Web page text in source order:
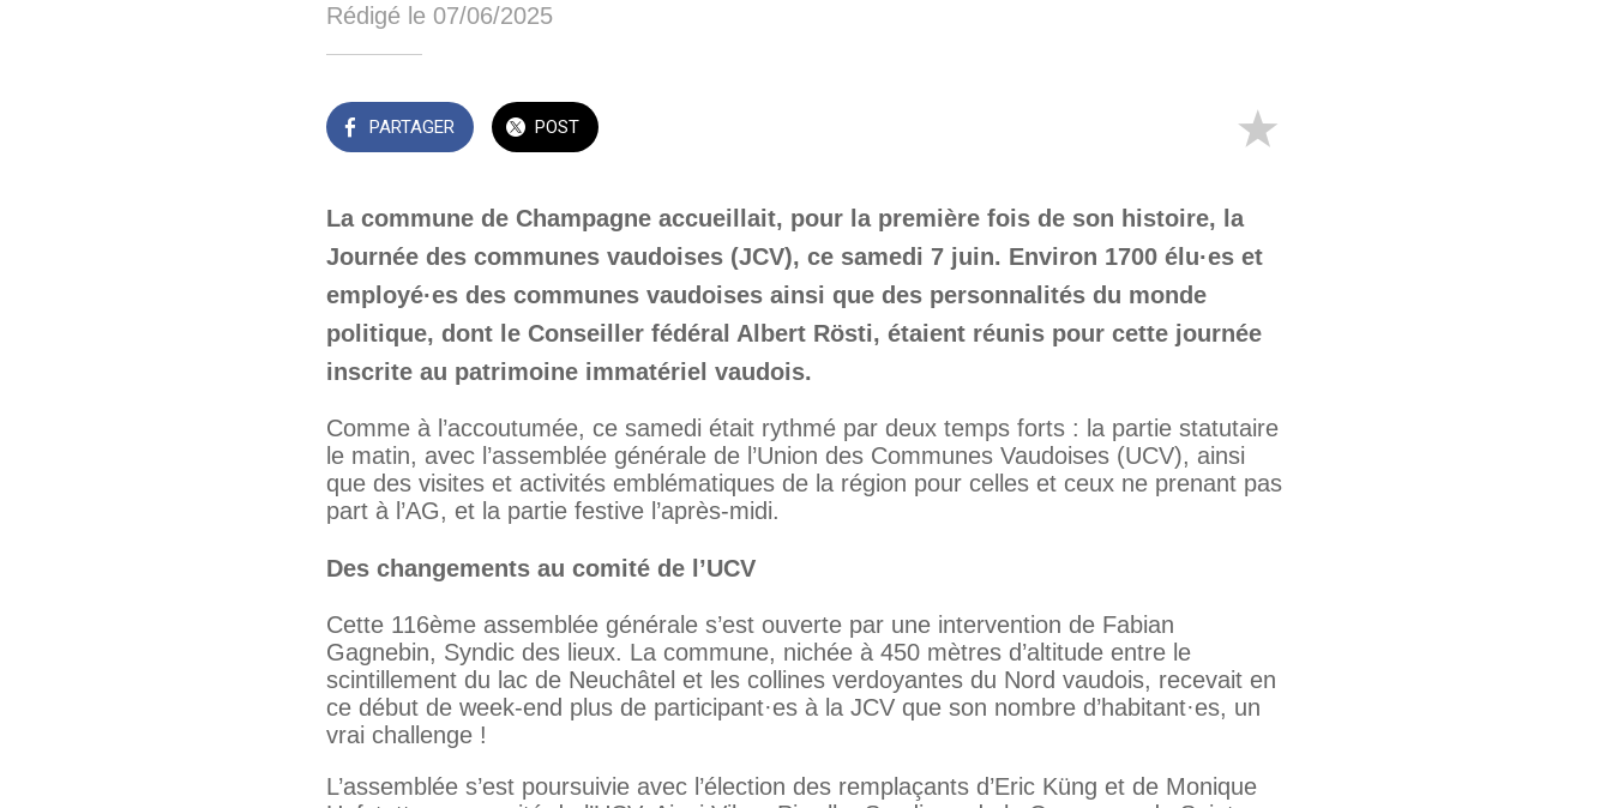
Rédigé le 07/06/2025
PARTAGER POST
La commune de Champagne accueillait, pour la première fois de son histoire, la
Journée des communes vaudoises (JCV), ce samedi 7 juin. Environ 1700 élu·es et
employé·es des communes vaudoises ainsi que des personnalités du monde
politique, dont le Conseiller fédéral Albert Rösti, étaient réunis pour cette journée
inscrite au patrimoine immatériel vaudois.
Comme à l’accoutumée, ce samedi était rythmé par deux temps forts : la partie statutaire
le matin, avec l’assemblée générale de l’Union des Communes Vaudoises (UCV), ainsi
que des visites et activités emblématiques de la région pour celles et ceux ne prenant pas
part à l’AG, et la partie festive l’après-midi.
Des changements au comité de l’UCV
Cette 116ème assemblée générale s’est ouverte par une intervention de Fabian
Gagnebin, Syndic des lieux. La commune, nichée à 450 mètres d’altitude entre le
scintillement du lac de Neuchâtel et les collines verdoyantes du Nord vaudois, recevait en
ce début de week-end plus de participant·es à la JCV que son nombre d’habitant·es, un
vrai challenge !
L’assemblée s’est poursuivie avec l’élection des remplaçants d’Eric Küng et de Monique